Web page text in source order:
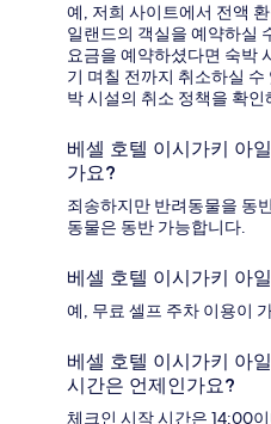
예, 저희 사이트에서 전액
일랜드의 객실을 예약하실
요금을 예약하셨다면 숙박
기 며칠 전까지 취소하실
박 시설의 취소 정책을 확인
베셀 호텔 이시가키 아
가요?
죄송하지만 반려동물을 동
동물은 동반 가능합니다.
베셀 호텔 이시가키 아
예, 무료 셀프 주차 이용이
베셀 호텔 이시가키 아
시간은 언제인가요?
체크인 시작 시간은 14:00